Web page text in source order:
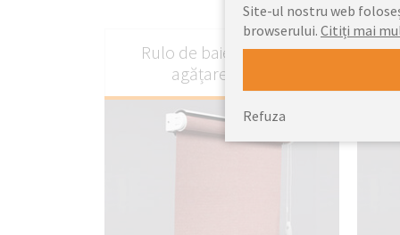
Rulo de baie neted, cu
agățare liberă
Site-ul nostru web
browserului. Citiți mai
Refuza